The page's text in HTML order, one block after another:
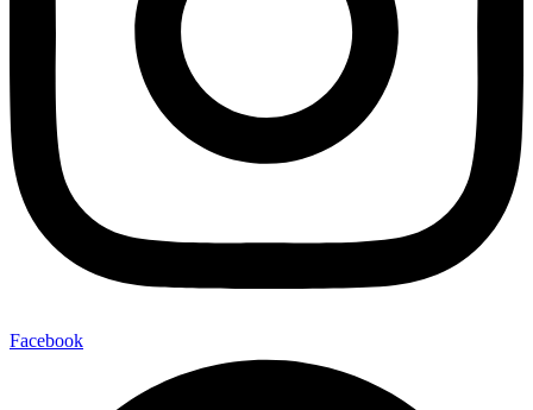
Facebook